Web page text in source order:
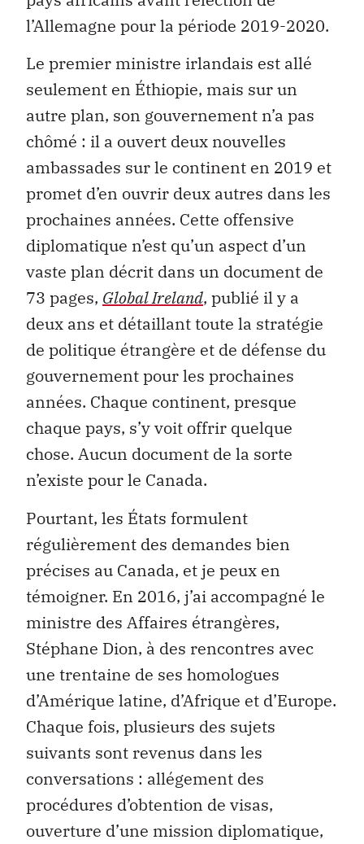
l’Allemagne pour la période 2019-2020.
Le premier ministre irlandais est allé
seulement en Éthiopie, mais sur un
autre plan, son gouvernement n’a pas
chômé : il a ouvert deux nouvelles
ambassades sur le continent en 2019 et
promet d’en ouvrir deux autres dans les
prochaines années. Cette offensive
diplomatique n’est qu’un aspect d’un
vaste plan décrit dans un document de
73 pages, Global Ireland, publié il y a
deux ans et détaillant toute la stratégie
de politique étrangère et de défense du
gouvernement pour les prochaines
années. Chaque continent, presque
chaque pays, s’y voit offrir quelque
chose. Aucun document de la sorte
n’existe pour le Canada.
Pourtant, les États formulent
régulièrement des demandes bien
précises au Canada, et je peux en
témoigner. En 2016, j’ai accompagné le
ministre des Affaires étrangères,
Stéphane Dion, à des rencontres avec
une trentaine de ses homologues
d’Amérique latine, d’Afrique et d’Europe.
Chaque fois, plusieurs des sujets
suivants sont revenus dans les
conversations : allégement des
procédures d’obtention de visas,
ouverture d’une mission diplomatique,